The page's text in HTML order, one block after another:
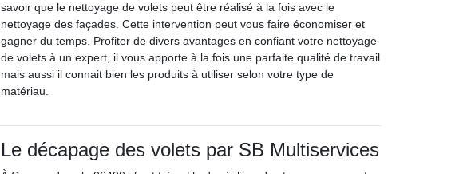
savoir que le nettoyage de volets peut être réalisé à la fois avec le
nettoyage des façades. Cette intervention peut vous faire économiser et
gagner du temps. Profiter de divers avantages en confiant votre nettoyage
de volets à un expert, il vous apporte à la fois une parfaite qualité de travail
mais aussi il connait bien les produits à utiliser selon votre type de
matériau.
Le décapage des volets par SB Multiservices